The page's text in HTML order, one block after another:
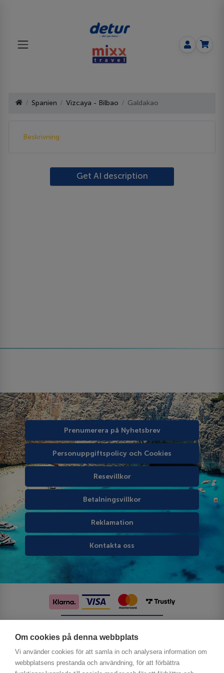
Om cookies på denna webbplats
Vi använder cookies för att samla in och analysera information om
webbplatsens prestanda och användning, för att förbättra
Spanien Vizcaya - Bilbao Galdakao
Beskrivning
Get AI description
Prenumerera på Nyhetsbrev
Personuppgiftspolicy och Cookies
Resevillkor
Betalningsvillkor
Reklamation
Kontakta oss
Följ oss på sociala medier